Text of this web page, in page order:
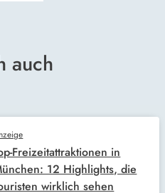
auch
Freizeitattraktionen in
12 Highlights, die
wirklich sehen